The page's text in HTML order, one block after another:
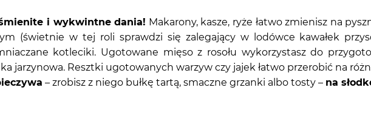
i wykwintne dania! Makarony, kasze, ryże łatwo zmienisz na
(świetnie w tej roli sprawdzi się zalegający w lodówce kawałek
kotleciki. Ugotowane mięso z rosołu wykorzystasz do
jarzynowa. Resztki ugotowanych warzyw czy jajek łatwo przerobić na
– zrobisz z niego bułkę tartą, smaczne grzanki albo tosty – na